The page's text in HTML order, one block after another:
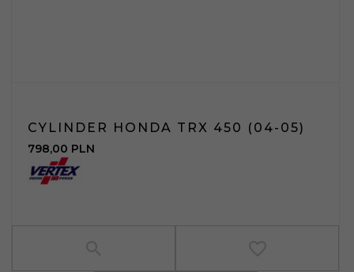
CYLINDER HONDA TRX 450 (04-05)
798,00 PLN